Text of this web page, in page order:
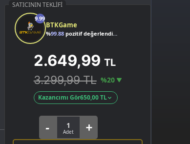
SATICININ TEKLIFI
9.99
BTKGame
%99.88pozitif değerlendirme
2.649,99 TL
3.299,99 TL %20
Kazancımı Gör650,00 TL